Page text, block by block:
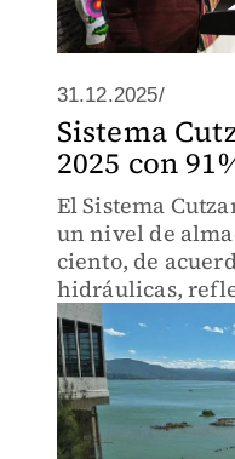
31.12.2025/
Sistema
2025 con
El Sistema
un nivel de
ciento, de
hidráulicas,
recuperación
de agua que
metropolitana.